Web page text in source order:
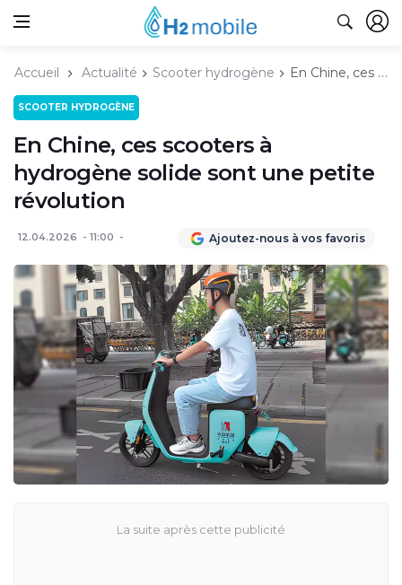
Accueil Actualité Scooter hydrogène En Chine, ces scooters à hydrogène solide sont une petite révolution
SCOOTER HYDROGÈNE
En Chine, ces scooters à
hydrogène solide sont une petite
révolution
12.04.2026 11:00 Ajoutez-nous à vos favoris